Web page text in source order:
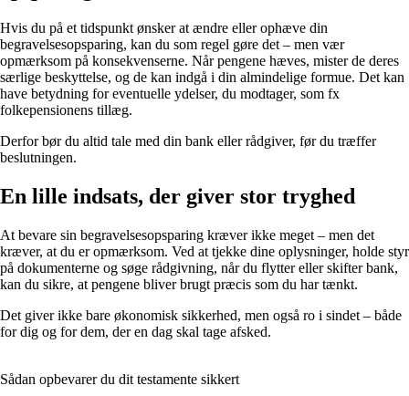
Hvis du på et tidspunkt ønsker at ændre eller ophæve din
begravelsesopsparing, kan du som regel gøre det – men vær
opmærksom på konsekvenserne. Når pengene hæves, mister de deres
særlige beskyttelse, og de kan indgå i din almindelige formue. Det kan
have betydning for eventuelle ydelser, du modtager, som fx
folkepensionens tillæg.
Derfor bør du altid tale med din bank eller rådgiver, før du træffer
beslutningen.
En lille indsats, der giver stor tryghed
At bevare sin begravelsesopsparing kræver ikke meget – men det
kræver, at du er opmærksom. Ved at tjekke dine oplysninger, holde styr
på dokumenterne og søge rådgivning, når du flytter eller skifter bank,
kan du sikre, at pengene bliver brugt præcis som du har tænkt.
Det giver ikke bare økonomisk sikkerhed, men også ro i sindet – både
for dig og for dem, der en dag skal tage afsked.
Sådan opbevarer du dit testamente sikkert